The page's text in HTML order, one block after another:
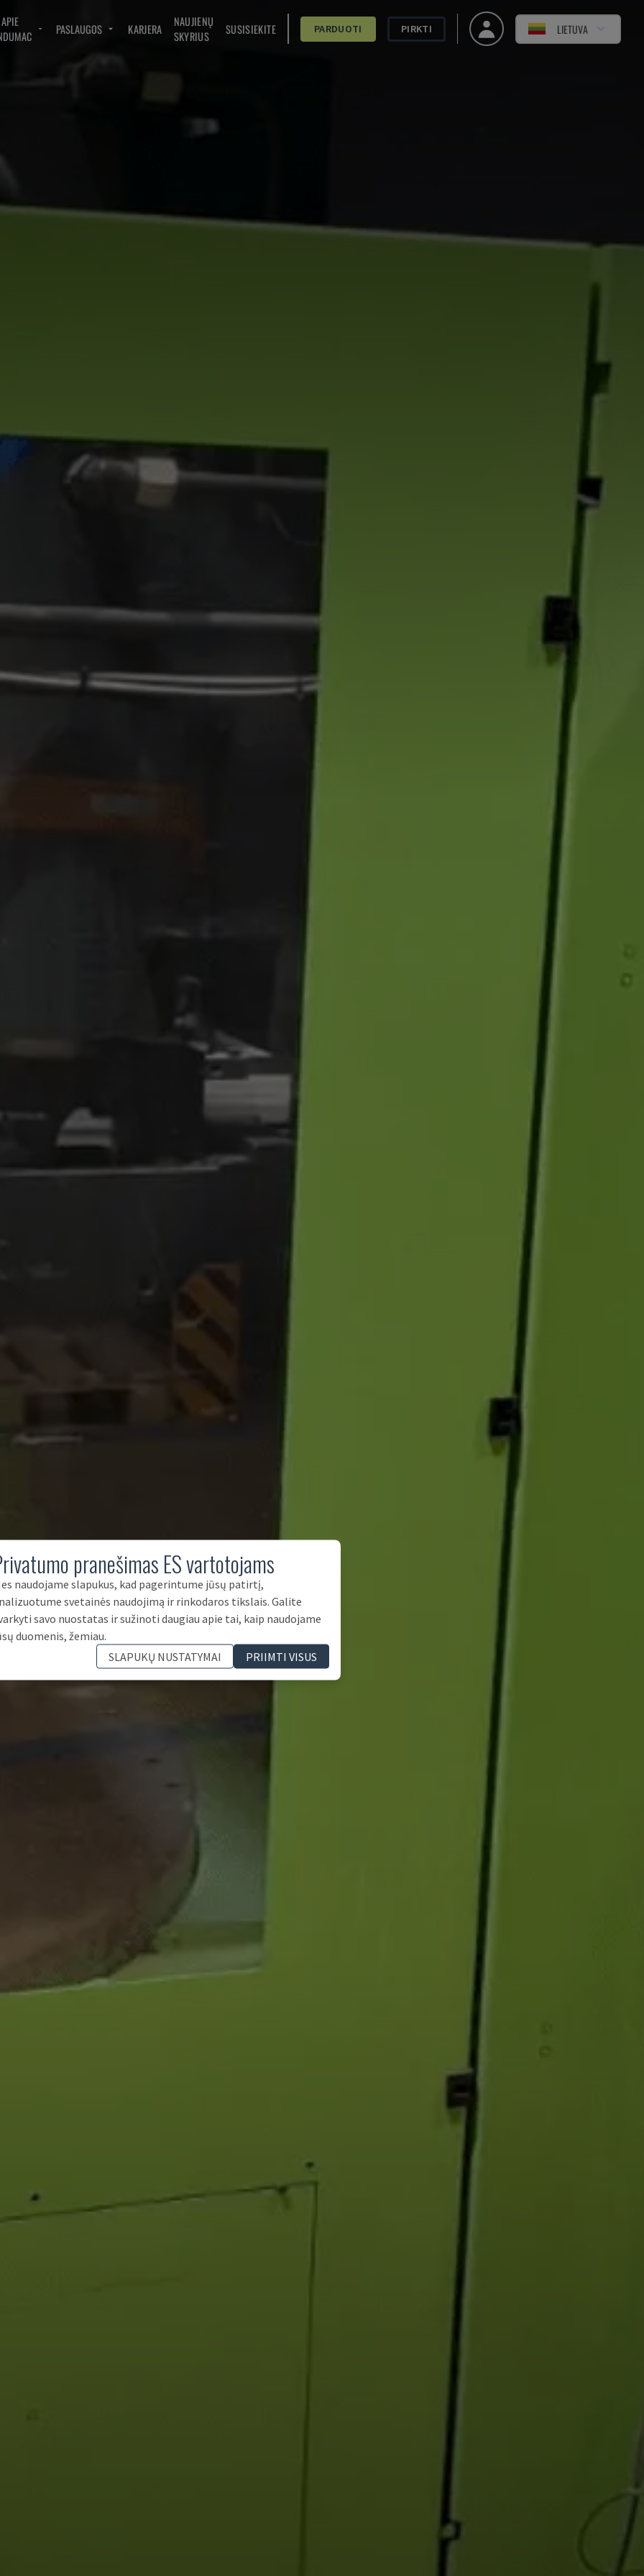
APIE
PASLAUGOS KARJERA
NAUJIENŲ
SKYRIUS
SUSISIEKITE PARDUOTI PIRKTI LIETUVA
pranešimas ES vartotojams
naudojame slapukus, kad pagerintume jūsų patirtį,
svetainės naudojimą ir rinkodaros tikslais. Galite
savo nuostatas ir sužinoti daugiau apie tai, kaip naudojame
duomenis, žemiau.
SLAPUKŲ NUSTATYMAI
PRIIMTI VISUS